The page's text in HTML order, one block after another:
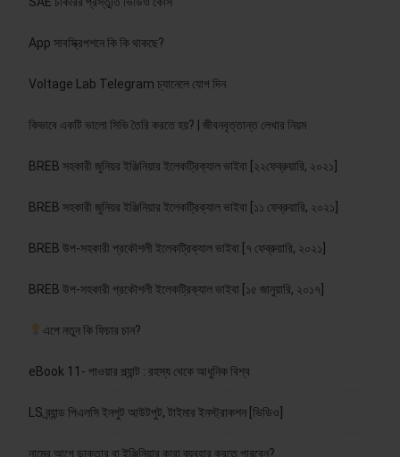
App সাবস্ক্রিপশনে কি কি থাকছে?
Voltage Lab Telegram চ্যানেলে যোগ দিন
কিভাবে একটি ভালো সিভি তৈরি করতে হয়? | জীবনবৃত্তান্ত লেখার নিয়ম
BREB সহকারী জুনিয়র ইঞ্জিনিয়ার ইলেকট্রিক্যাল ভাইবা [২২ফেব্রুয়ারি, ২০২১]
BREB সহকারী জুনিয়র ইঞ্জিনিয়ার ইলেকট্রিক্যাল ভাইবা [১১ ফেব্রুয়ারি, ২০২১]
BREB উপ-সহকারী প্রকৌশলী ইলেকট্রিক্যাল ভাইবা [৭ ফেব্রুয়ারি, ২০২১]
BREB উপ-সহকারী প্রকৌশলী ইলেকট্রিক্যাল ভাইবা [১৫ জানুয়ারি, ২০১৭]
এপে নতুন কি ফিচার চান?
eBook 11- পাওয়ার প্ল্যান্ট : রহস্য থেকে আধুনিক বিশ্ব
LS ব্র্যান্ড পিএলসি ইনপুট আউটপুট, টাইমার ইনস্ট্রাকশন [ভিডিও]
নামের আগে ডাক্তার বা ইঞ্জিনিয়ার কারা ব্যবহার করতে পারবেন?